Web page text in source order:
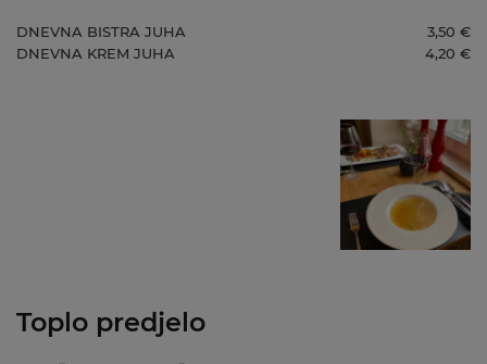
DNEVNA BISTRA JUHA
3,50 €
DNEVNA KREM JUHA
4,20 €
Toplo predjelo